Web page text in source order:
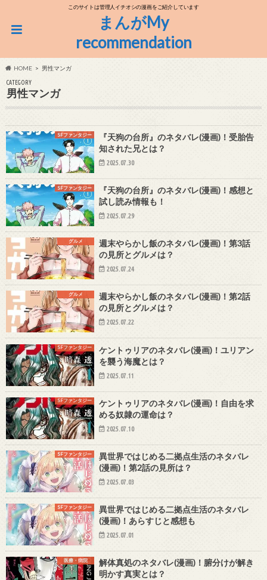
このサイトは管理人イチオシの漫画をご紹介しています
まんがMy
recommendation
HOME 男性マンガ
CATEGORY
男性マンガ
SFファンタジー
『天狗の台所』のネタバレ(漫画)！受胎告
知された兄とは？
2025.07.30
SFファンタジー
『天狗の台所』のネタバレ(漫画)！感想と
試し読み情報も！
2025.07.29
グルメ
週末やらかし飯のネタバレ(漫画)！第3話
の見所とグルメは？
2025.07.24
グルメ
週末やらかし飯のネタバレ(漫画)！第2話
の見所とグルメは？
2025.07.22
SFファンタジー
ケントゥリアのネタバレ(漫画)！ユリアン
を襲う海魔とは？
2025.07.11
SFファンタジー
ケントゥリアのネタバレ(漫画)！自由を求
める奴隷の運命は？
2025.07.10
SFファンタジー
異世界ではじめる二拠点生活のネタバレ
(漫画)！第2話の見所は？
2025.07.03
SFファンタジー
異世界ではじめる二拠点生活のネタバレ
(漫画)！あらすじと感想も
2025.07.01
医療・病院
解体真処のネタバレ(漫画)！腑分けが解き
明かす真実とは？